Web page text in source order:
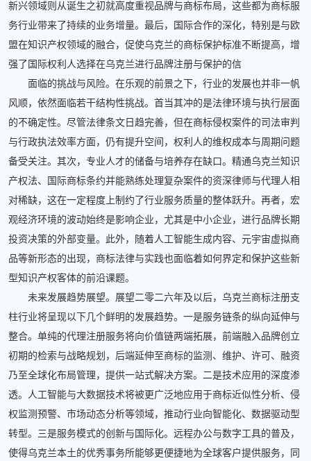
新兴领域则从诞生之初就高度重视品牌与商标布局，这些都为商标服
务行业带来了持续的业务增量。最后，国际合作的深化，特别是与欧
盟在知识产权领域的融合，促使乌克兰的商标保护标准不断提高，增
强了国际权利人选择在乌克兰进行品牌注册与保护的信
面临的挑战与风险。在乐观的前景之下，行业的发展也并非一帆
风顺，依然面临若干结构性挑战。首当其冲的是法律环境与执行层面
的不确定性。尽管法律条文日趋完善，但在商标侵权案件的司法审判
与行政执法效率方面，仍有提升空间，权利人的维权成本与周期问题
备受关注。其次，专业人才的储备与培养存在缺口。精通乌克兰知识
产权法、国际商标条约并能熟练处理复杂案件的资深律师与代理人相
对稀缺，这在一定程度上制约了行业服务质量的整体跃升。再者，宏
观经济环境的波动始终是影响企业，尤其是中小企业，进行品牌长期
投资决策的外部变量。此外，随着人工智能生成内容、元宇宙虚拟商
品等新形态的出现，商标法律与实践也面临着如何界定和保护这些新
型知识产权客体的前沿课题。
未来发展趋势展望。展望二零二六年及以后，乌克兰商标注册支
柱行业将呈现以下几个鲜明的发展趋势。一是服务链条的纵向延伸与
整合。单纯的代理注册服务将向价值链两端拓展，前端融入品牌创立
初期的检索与战略规划，后端延伸至商标的监测、维护、许可、融资
乃至全球化布局管理，提供一站式解决方案。二是技术应用的深度渗
透。人工智能与大数据技术将被更广泛地应用于商标近似性分析、侵
权监测预警、市场动态分析等领域，推动行业向智能化、数据驱动型
转型。三是服务模式的创新与国际化。远程办公与数字工具的普及，
使得乌克兰本土的优秀事务所能够更便捷地为全球客户提供服务，同